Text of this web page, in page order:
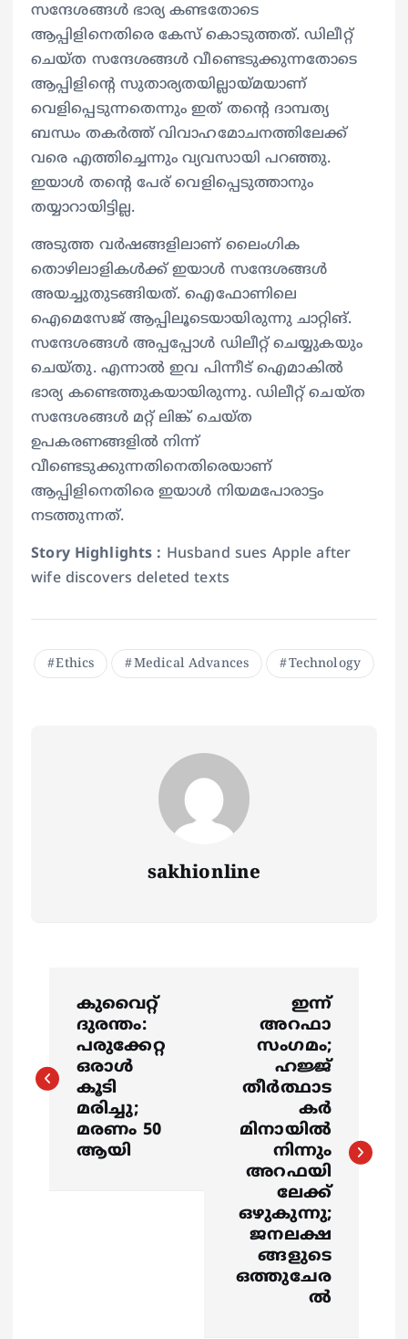
സന്ദേശങ്ങള്‍ ഭാര്യ കണ്ടതോടെ
ആപ്പിളിനെതിരെ കേസ് കൊടുത്തത്. ഡിലീറ്റ്
ചെയ്ത സന്ദേശങ്ങള്‍ വീണ്ടെടുക്കുന്നതോടെ
ആപ്പിളിന്റെ സുതാര്യതയില്ലായ്മയാണ്
വെളിപ്പെടുന്നതെന്നും ഇത് തന്റെ ദാമ്പത്യ
ബന്ധം തകര്‍ത്ത് വിവാഹമോചനത്തിലേക്ക്
വരെ എത്തിച്ചെന്നും വ്യവസായി പറഞ്ഞു.
ഇയാള്‍ തന്റെ പേര് വെളിപ്പെടുത്താനും
തയ്യാറായിട്ടില്ല.
അടുത്ത വര്‍ഷങ്ങളിലാണ് ലൈംഗിക
തൊഴിലാളികള്‍ക്ക് ഇയാള്‍ സന്ദേശങ്ങള്‍
അയച്ചുതുടങ്ങിയത്. ഐഫോണിലെ
ഐമെസേജ് ആപ്പിലൂടെയായിരുന്നു ചാറ്റിങ്.
സന്ദേശങ്ങള്‍ അപ്പപ്പോള്‍ ഡിലീറ്റ് ചെയ്യുകയും
ചെയ്തു. എന്നാല്‍ ഇവ പിന്നീട് ഐമാകില്‍
ഭാര്യ കണ്ടെത്തുകയായിരുന്നു. ഡിലീറ്റ് ചെയ്ത
സന്ദേശങ്ങള്‍ മറ്റ് ലിങ്ക് ചെയ്ത
ഉപകരണങ്ങളില്‍ നിന്ന്
വീണ്ടെടുക്കുന്നതിനെതിരെയാണ്
ആപ്പിളിനെതിരെ ഇയാള്‍ നിയമപോരാട്ടം
നടത്തുന്നത്.
Story Highlights : Husband sues Apple after
wife discovers deleted texts
Ethics Medical Advances Technology
sakhionline
s
കുവൈറ്റ്
ദുരന്തം:
പരുക്കേറ്റ
ഒരാൾ
കൂടി
മരിച്ചു;
മരണം 50
ആയി
ഇന്ന്
അറഫാ
സംഗമം;
ഹജ്ജ്
തീർത്ഥാട
കർ
മിനായിൽ
നിന്നും
അറഫയി
ലേക്ക്
ഒഴുകുന്നു;
ജനലക്ഷ
ങ്ങളുടെ
ഒത്തുചേര
ൽ